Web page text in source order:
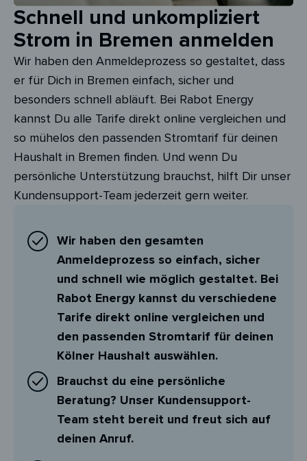
Schnell und unkompliziert
Strom in Bremen anmelden
Wir haben den Anmeldeprozess so gestaltet, dass
er für Dich in Bremen einfach, sicher und
besonders schnell abläuft. Bei Rabot Energy
kannst Du alle Tarife direkt online vergleichen und
so mühelos den passenden Stromtarif für deinen
Haushalt in Bremen finden. Und wenn Du
persönliche Unterstützung brauchst, hilft Dir unser
Kundensupport-Team jederzeit gern weiter.
Wir haben den gesamten
Anmeldeprozess so einfach, sicher
und schnell wie möglich gestaltet. Bei
Rabot Energy kannst du verschiedene
Tarife direkt online vergleichen und
den passenden Stromtarif für deinen
Kölner Haushalt auswählen.
Brauchst du eine persönliche
Beratung? Unser Kundensupport-
Team steht bereit und freut sich auf
deinen Anruf.